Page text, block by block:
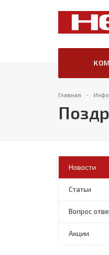
Главная
Новости
Статьи
Вопрос
Акции